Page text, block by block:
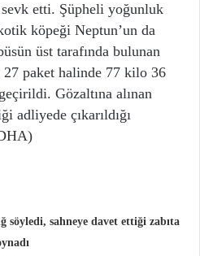
etti. Şüpheli yoğunluk
köpeği Neptun’un da
üst tarafında bulunan
27 paket halinde 77 kilo 36
Gözaltına alınan
adliyede çıkarıldığı
söyledi, sahneye davet ettiği zabıta